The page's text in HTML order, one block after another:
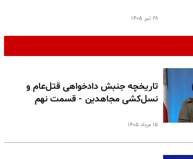
۲۸ تیر ۱۴۰۵
تاریخچه جنبش دادخواهی قتل‌عام و
نسل‌کشی مجاهدین - قسمت نهم
۱۵ مرداد ۱۴۰۵